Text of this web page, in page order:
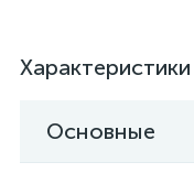
Характеристики
Основные